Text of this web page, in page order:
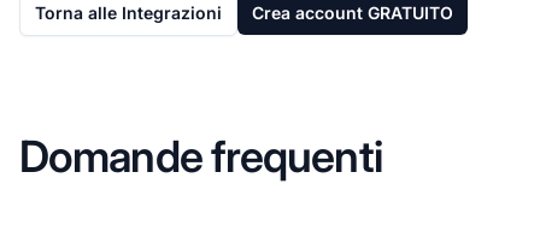
Torna alle Integrazioni Crea account GRATUITO
Domande frequenti